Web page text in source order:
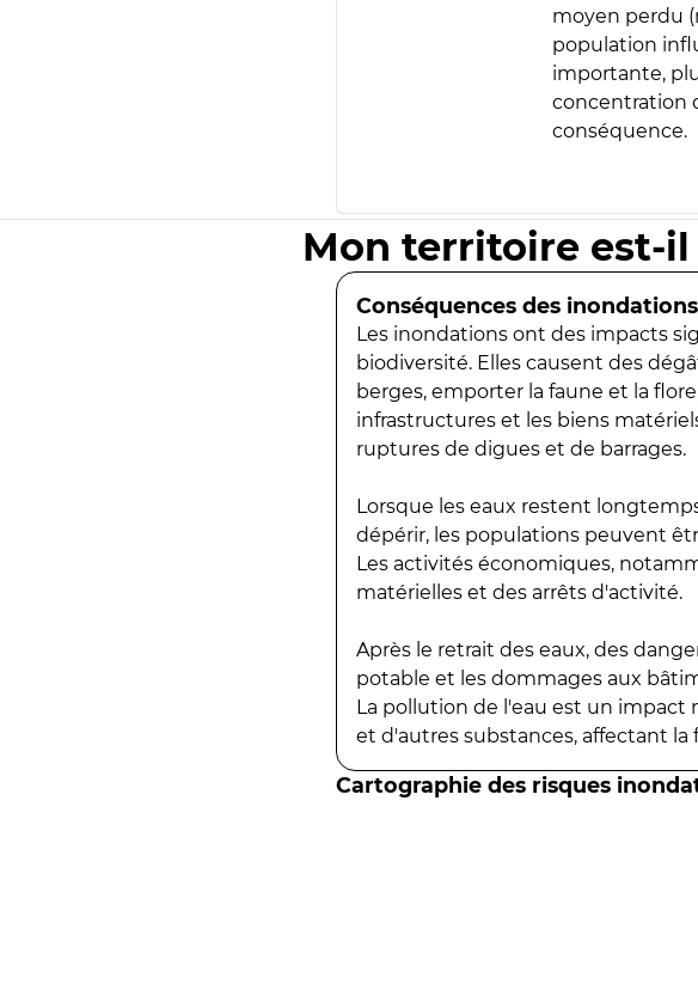
moyen perdu
population
importante,
concentration
conséquence.
Mon territoire est-
Conséquences des
Les inondations ont des impacts
biodiversité. Elles causent des
berges, emporter la faune et la
infrastructures et les biens
ruptures de digues et de barrages.
Lorsque les eaux restent
dépérir, les populations peuvent
Les activités économiques,
matérielles et des arrêts d'activité.
Après le retrait des eaux, des
potable et les dommages aux
La pollution de l'eau est un impact
et d'autres substances, affectant la
Cartographie des risques